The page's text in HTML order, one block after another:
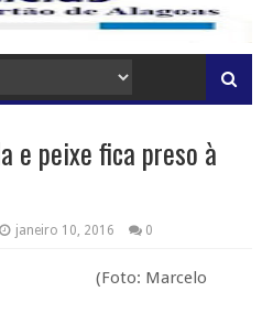
e peixe fica preso à
janeiro 10, 2016 0